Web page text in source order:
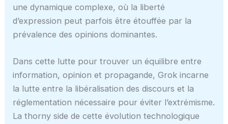
une dynamique complexe, où la liberté
d’expression peut parfois être étouffée par la
prévalence des opinions dominantes.
Dans cette lutte pour trouver un équilibre entre
information, opinion et propagande, Grok incarne
la lutte entre la libéralisation des discours et la
réglementation nécessaire pour éviter l’extrémisme.
La thorny side de cette évolution technologique